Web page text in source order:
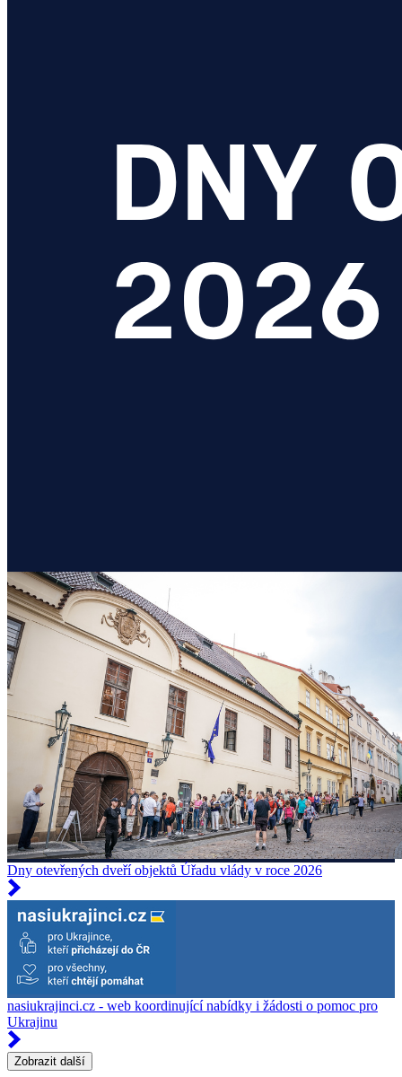
Dny otevřených dveří objektů Úřadu vlády v roce 2026
nasiukrajinci.cz - web koordinující nabídky i žádosti o pomoc pro
Ukrajinu
Zobrazit další